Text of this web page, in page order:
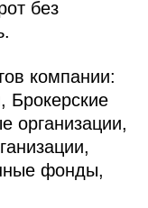
без
компании:
Брокерские
организации,
фонды,